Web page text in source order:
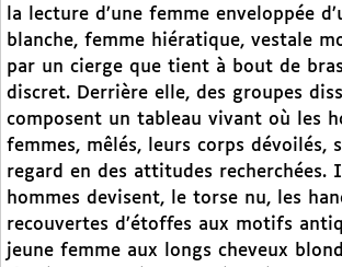
la lecture d’une femme enveloppée
blanche, femme hiératique, vestale
par un cierge que tient à bout de
discret. Derrière elle, des groupes
composent un tableau vivant où les
femmes, mêlés, leurs corps dévoilés,
regard en des attitudes recherchées.
hommes devisent, le torse nu, les
recouvertes d’étoffes aux motifs
jeune femme aux longs cheveux